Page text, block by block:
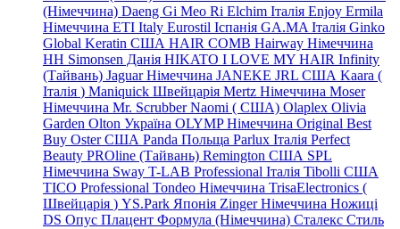
(Німеччина) Daeng Gi Meo Ri Elchim Італія Enjoy Ermila
Німеччина ETI Italy Eurostil Іспанія GA.MA Італія Ginko
Global Keratin США HAIR COMB Hairway Німеччина
HH Simonsen Данія HIKATO I LOVE MY HAIR Infinity
(Тайвань) Jaguar Німеччина JANEKE JRL США Kaara (
Італія ) Maniquick Швейцарія Mertz Німеччина Moser
Німеччина Mr. Scrubber Naomi ( США) Olaplex Olivia
Garden Olton Україна OLYMP Німеччина Original Best
Buy Oster США Panda Польща Parlux Італія Perfect
Beauty PROline (Тайвань) Remington США SPL
Німеччина Sway T-LAB Professional Італія Tibolli США
TICO Professional Tondeo Німеччина TrisaElectronics (
Швейцарія ) YS.Park Японія Zinger Німеччина Ножиці
DS Опус Плацент Формула (Німеччина) Сталекс Стиль